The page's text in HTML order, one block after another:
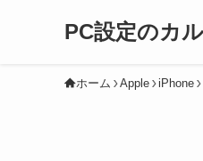
PC設定のカ
ホーム Apple iPhone